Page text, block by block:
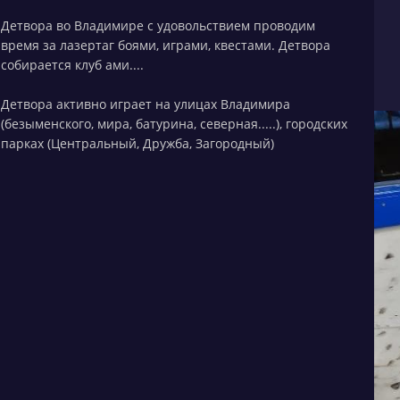
Детвора во Владимире с удовольствием проводим
время за лазертаг боями, играми, квестами. Детвора
собирается клуб ами....
Детвора активно играет на улицах Владимира
(безыменского, мира, батурина, северная.....), городских
парках (Центральный, Дружба, Загородный)